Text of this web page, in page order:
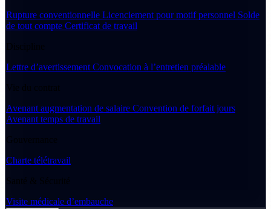
Rupture conventionnelle Licenciement pour motif personnel Solde
de tout compte Certificat de travail
Discipline
Lettre d’avertissement Convocation à l’entretien préalable
Vie du contrat
Avenant augmentation de salaire Convention de forfait jours
Avenant temps de travail
Gouvernance
Charte télétravail
Santé & Sécurité
Visite médicale d’embauche